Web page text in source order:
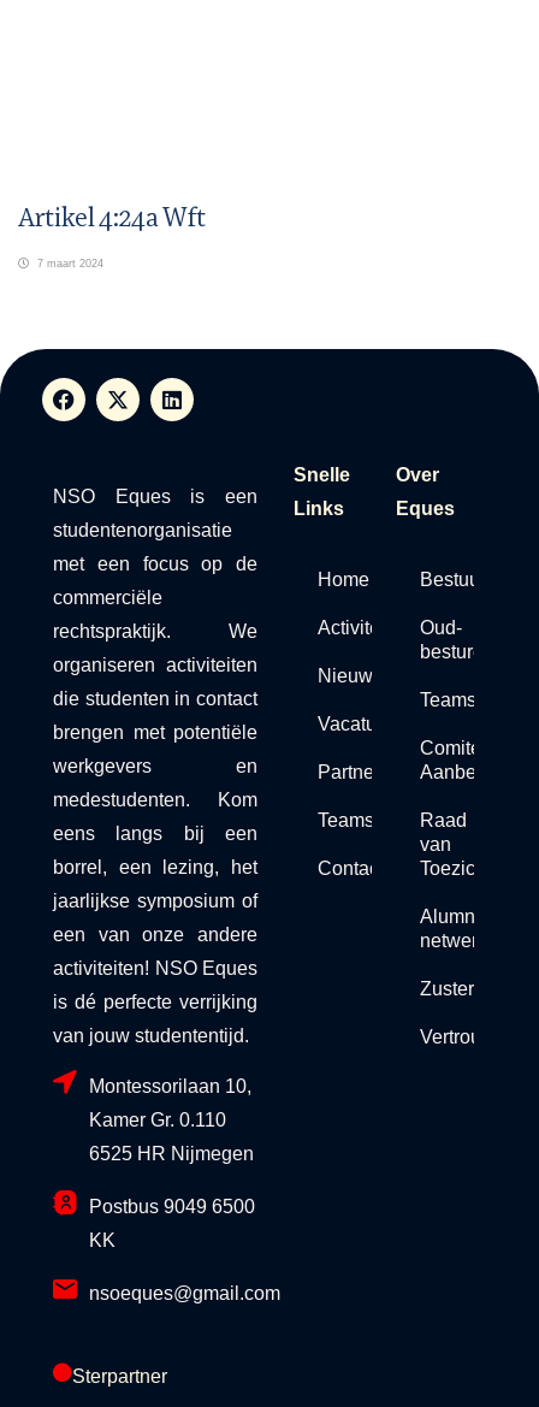
Artikel 4:24a Wft
7 maart 2024
NSO Eques is een
studentenorganisatie
met een focus op de
commerciële
rechtspraktijk. We
organiseren activiteiten
die studenten in contact
brengen met potentiële
werkgevers en
medestudenten. Kom
eens langs bij een
borrel, een lezing, het
jaarlijkse symposium of
een van onze andere
activiteiten! NSO Eques
is dé perfecte verrijking
van jouw studententijd.
Montessorilaan 10,
Kamer Gr. 0.110
6525 HR Nijmegen
Postbus 9049 6500
KK
nsoeques@gmail.com
Snelle
Links
Home
Activiteiten
Nieuws
Vacaturebank
Partners
Teams
Contact
Over
Eques
Bestuur
Oud-
besturen
Teams
Comité van
Aanbeveling
Raad
van
Toezicht
Alumni
netwerk
Sterpartner